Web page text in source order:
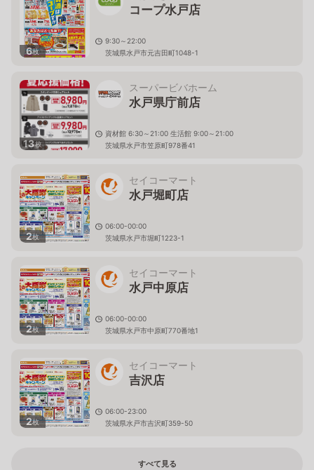
6枚
コープ水戸店
9:30～22:00
茨城県水戸市元吉田町1048-1
13枚
スーパービバホーム
水戸県庁前店
資材館 6:30～21:00 生活館 9:00～21:00
茨城県水戸市笠原町978番41
2枚
セイコーマート
水戸堀町店
06:00-00:00
茨城県水戸市堀町1223-1
2枚
セイコーマート
水戸中原店
06:00-00:00
茨城県水戸市中原町770番地1
2枚
セイコーマート
吉沢店
06:00-23:00
茨城県水戸市吉沢町359-50
すべて見る